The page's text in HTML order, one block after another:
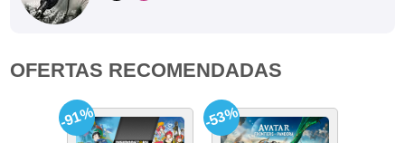
OFERTAS RECOMENDADAS
-91% -53%